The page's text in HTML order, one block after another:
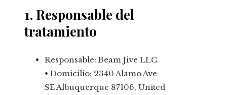
1. Responsable del
tratamiento
Responsable: Beam Jive LLC.
• Domicilio: 2340 Alamo Ave
SE Albuquerque 87106, United